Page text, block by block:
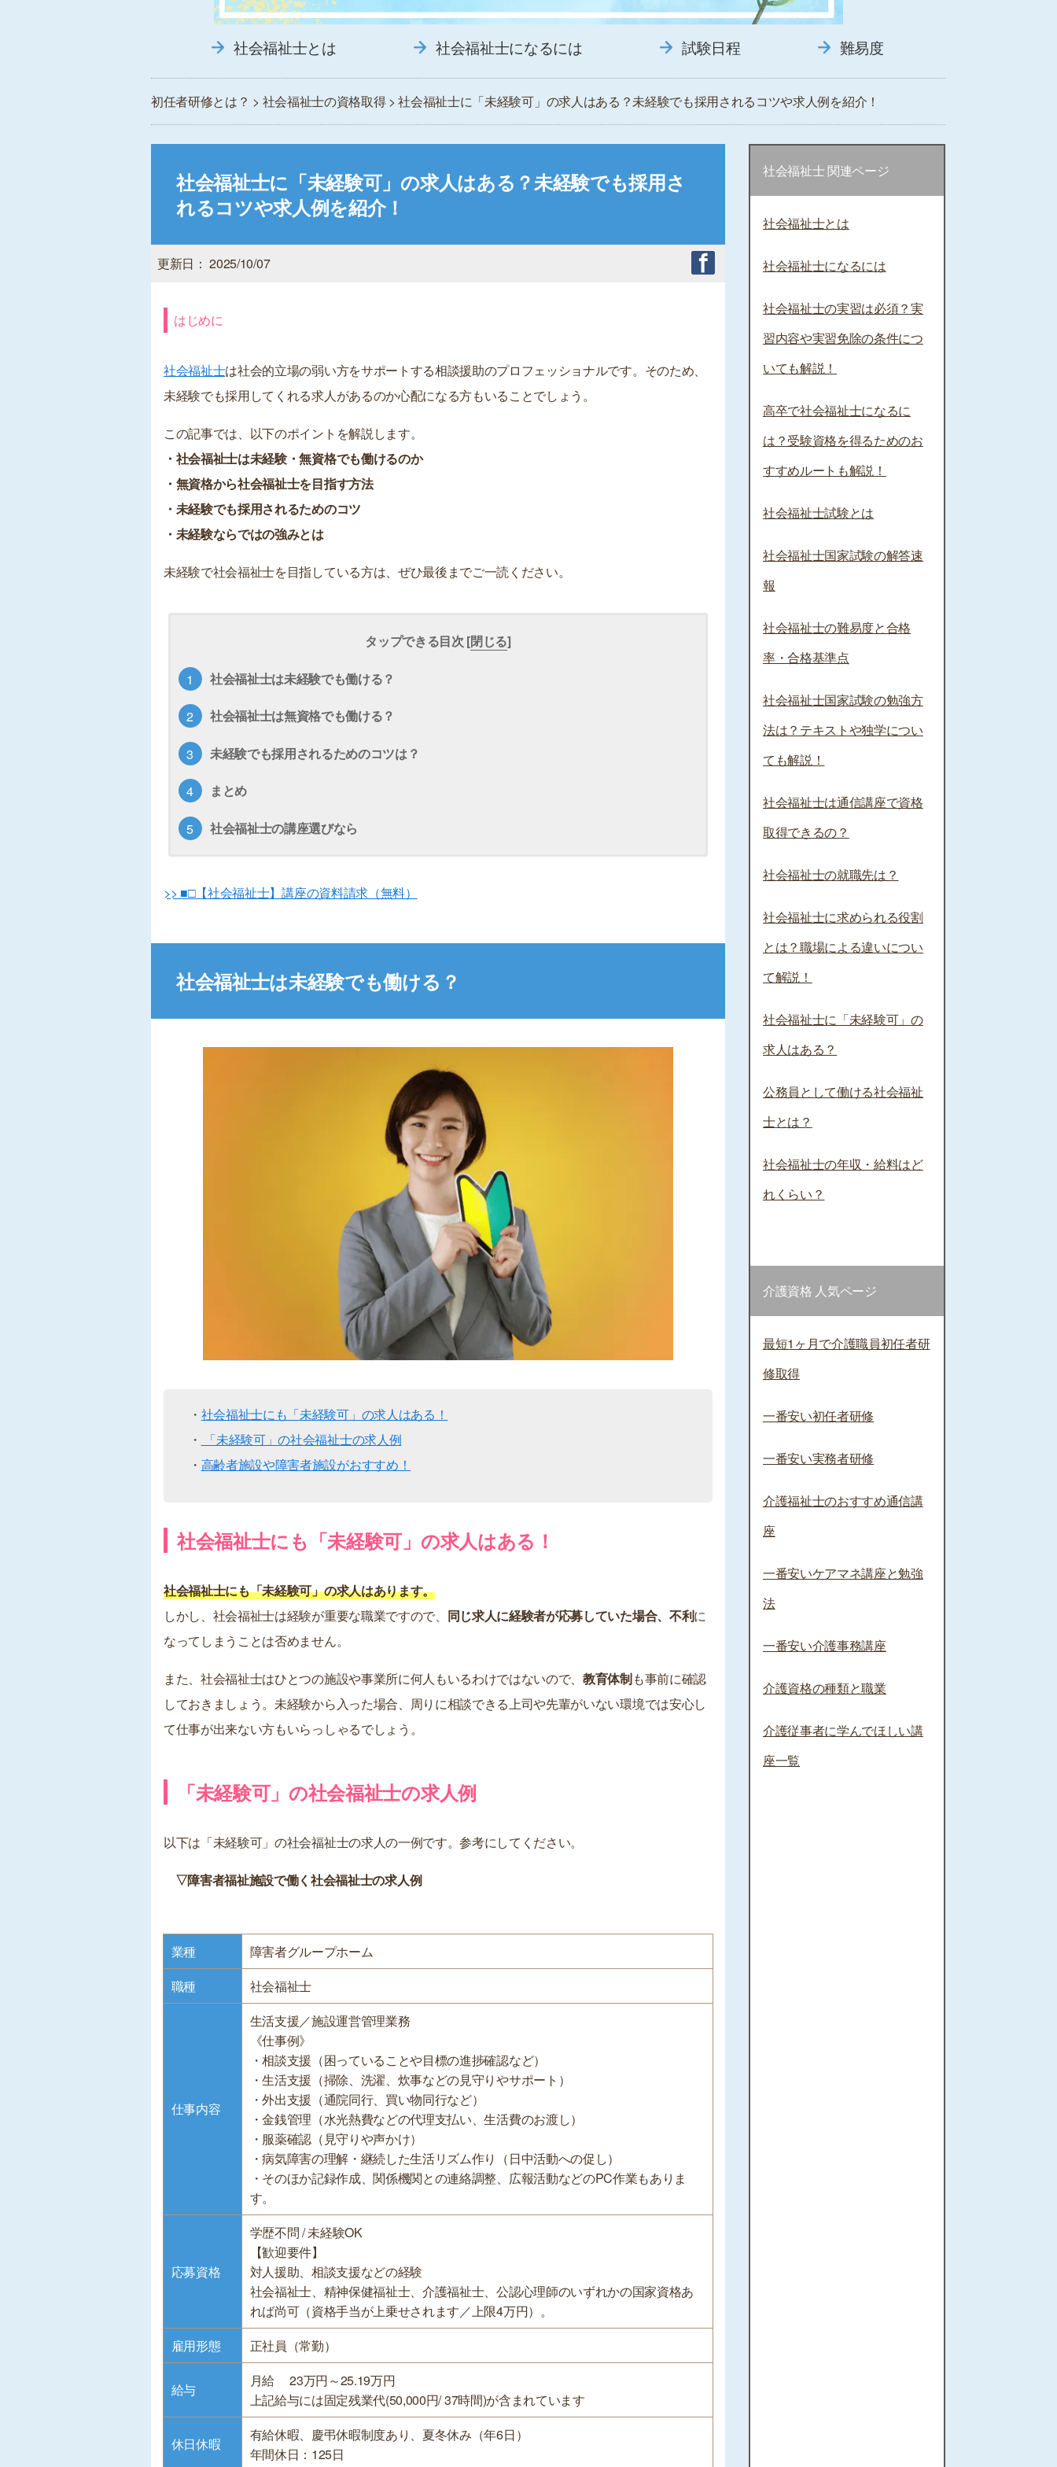
社会福祉士とは 社会福祉士になるには 試験日程 難易度
初任者研修とは？ > 社会福祉士の資格取得> 社会福祉士に「未経験可」の求人はある？未経験でも採用されるコツや求人例を紹介！
社会福祉士に「未経験可」の求人はある？未経験でも採用さ
れるコツや求人例を紹介！
更新日： 2025/10/07
はじめに
社会福祉士は社会的立場の弱い方をサポートする相談援助のプロフェッショナルです。そのため、
未経験でも採用してくれる求人があるのか心配になる方もいることでしょう。
この記事では、以下のポイントを解説します。
・社会福祉士は未経験・無資格でも働けるのか
・無資格から社会福祉士を目指す方法
・未経験でも採用されるためのコツ
・未経験ならではの強みとは
未経験で社会福祉士を目指している方は、ぜひ最後までご一読ください。
タップできる目次 [閉じる]
社会福祉士は未経験でも働ける？
社会福祉士は無資格でも働ける？
未経験でも採用されるためのコツは？
まとめ
社会福祉士の講座選びなら
>> ■□【社会福祉士】講座の資料請求（無料）
社会福祉士は未経験でも働ける？
・ 社会福祉士にも「未経験可」の求人はある！
・
「未経験可」の社会福祉士の求人例
・ 高齢者施設や障害者施設がおすすめ！
社会福祉士にも「未経験可」の求人はある！
社会福祉士にも「未経験可」の求人はあります。
しかし、社会福祉士は経験が重要な職業ですので、 同じ求人に経験者が応募していた場合、不利に
なってしまうことは否めません。
また、社会福祉士はひとつの施設や事業所に何人もいるわけではないので、教育体制も事前に確認
しておきましょう。未経験から入った場合、周りに相談できる上司や先輩がいない環境では安心し
て仕事が出来ない方もいらっしゃるでしょう。
「未経験可」の社会福祉士の求人例
以下は「未経験可」の社会福祉士の求人の一例です。参考にしてください。
▽障害者福祉施設で働く社会福祉士の求人例
業種
障害者グループホーム
職種
社会福祉士
仕事内容
生活支援／施設運営管理業務
《仕事例》
・相談支援（困っていることや目標の進捗確認など）
・生活支援（掃除、洗濯、炊事などの見守りやサポート）
・外出支援（通院同行、買い物同行など）
・金銭管理（水光熱費などの代理支払い、生活費のお渡し）
・服薬確認（見守りや声かけ）
・病気障害の理解・継続した生活リズム作り（日中活動への促し）
・そのほか記録作成、関係機関との連絡調整、広報活動などのPC作業もありま
す。
応募資格
学歴不問 / 未経験OK
【歓迎要件】
対人援助、相談支援などの経験
社会福祉士、精神保健福祉士、介護福祉士、公認心理師のいずれかの国家資格あ
れば尚可（資格手当が上乗せされます／上限4万円）。
雇用形態
正社員（常勤）
給与
月給 23万円～25.19万円
上記給与には固定残業代(50,000円/ 37時間)が含まれています
休日休暇
有給休暇、慶弔休暇制度あり、夏冬休み（年6日）
年間休日：125日
社会福祉士 関連ページ
社会福祉士とは
社会福祉士になるには
社会福祉士の実習は必須？実
習内容や実習免除の条件につ
いても解説！
高卒で社会福祉士になるに
は？受験資格を得るためのお
すすめルートも解説！
社会福祉士試験とは
社会福祉士国家試験の解答速
報
社会福祉士の難易度と合格
率・合格基準点
社会福祉士国家試験の勉強方
法は？テキストや独学につい
ても解説！
社会福祉士は通信講座で資格
取得できるの？
社会福祉士の就職先は？
社会福祉士に求められる役割
とは？職場による違いについ
て解説！
社会福祉士に「未経験可」の
求人はある？
公務員として働ける社会福祉
士とは？
社会福祉士の年収・給料はど
れくらい？
介護資格 人気ページ
最短1ヶ月で介護職員初任者研
修取得
一番安い初任者研修
一番安い実務者研修
介護福祉士のおすすめ通信講
座
一番安いケアマネ講座と勉強
法
一番安い介護事務講座
介護資格の種類と職業
介護従事者に学んでほしい講
座一覧